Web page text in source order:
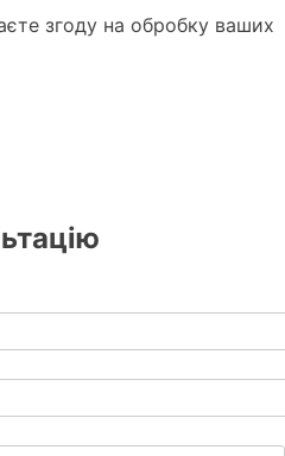
згоду на обробку ваших